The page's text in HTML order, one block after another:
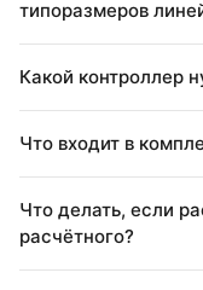
типоразмеров
Какой контроллер
Что входит в
Что делать, если
расчётного?